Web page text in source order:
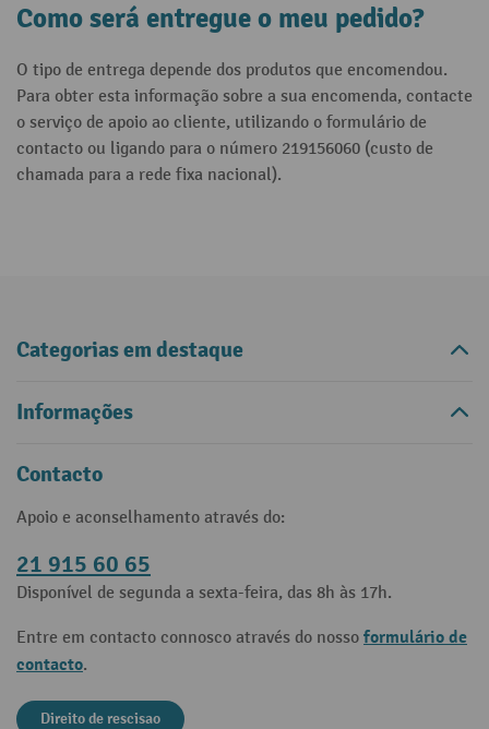
Como será entregue o meu pedido?
O tipo de entrega depende dos produtos que encomendou.
Para obter esta informação sobre a sua encomenda, contacte
o serviço de apoio ao cliente, utilizando o formulário de
contacto ou ligando para o número 219156060 (custo de
chamada para a rede fixa nacional).
Categorias em destaque
Informações
Contacto
Apoio e aconselhamento através do:
21 915 60 65
Disponível de segunda a sexta-feira, das 8h às 17h.
Entre em contacto connosco através do nosso formulário de
contacto.
Direito de rescisao